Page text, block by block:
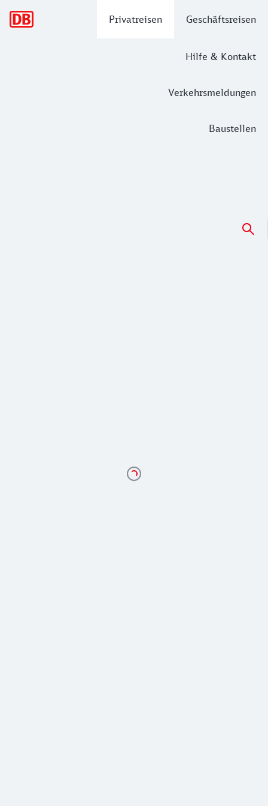
Privatreisen Geschäftsreisen
Hilfe & Kontakt
Verkehrsmeldungen
Baustellen